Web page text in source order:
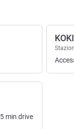
5 min drive